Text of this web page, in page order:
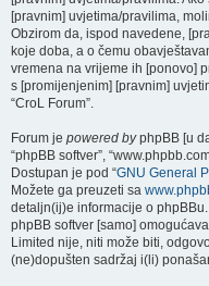
[pravnim] uvjetima/pravilima,
Obzirom da, ispod navedene,
koje doba, a o čemu
vremena na vrijeme ih [ponovo]
s [promijenjenim] [pravnim]
“CroL Forum”.
Forum je powered byphpBB [u
“phpBB softver”,
Dostupan je pod “GNU General
Možete ga preuzeti sa
detaljn(ij)e informacije o phpBBu.
phpBB softver [samo]
Limited nije, niti može biti,
(ne)dopušten sadržaj i(li)